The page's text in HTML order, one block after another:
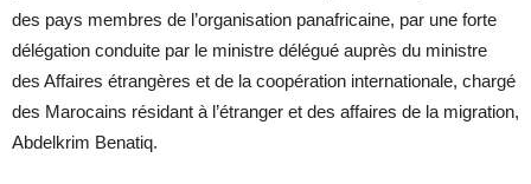
des pays membres de l’organisation panafricaine, par une forte
délégation conduite par le ministre délégué auprès du ministre
des Affaires étrangères et de la coopération internationale, chargé
des Marocains résidant à l’étranger et des affaires de la migration,
Abdelkrim Benatiq.